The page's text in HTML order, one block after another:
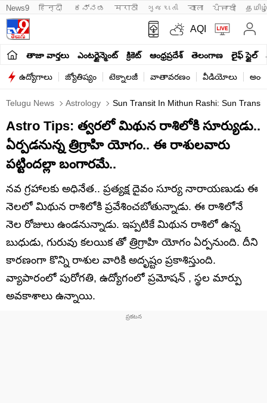
News9 हिन्दी ಕನ್ನಡ मराठी ગુજરાતી বাংলা ਪੰਜਾਬੀ
AQI
తాజా వార్తలు ఎంటర్టైన్మెంట్ క్రికెట్ ఆంధ్రప్రదేశ్ తెలంగాణ లైఫ్ స్టైల్
ఉద్యోగాలు జ్యోతిష్యం టెక్నాలజీ వాతావరణం వీడియోలు
Telugu News Astrology Sun Transit In Mithun Rashi: Sun
Astro Tips: త్వరలో మిథున రాశిలోకి సూర్యుడు..
ఏర్పడనున్న త్రిగ్రాహి యోగం.. ఈ రాశులవారు
పట్టిందల్లా బంగారమే..
నవ గ్రహాలకు అధినేత.. ప్రత్యక్ష దైవం సూర్య నారాయణుడు ఈ
నెలలో మిథున రాశిలోకి ప్రవేశించబోతున్నాడు. ఈ రాశిలోనే
నెల రోజులు ఉండనున్నాడు. ఇప్పటికే మిథున రాశిలో ఉన్న
బుధుడు, గురువు కలయిక తో త్రిగ్రాహి యోగం ఏర్పనుంది. దీని
కారణంగా కొన్ని రాశుల వారికి అదృష్టం ప్రకాశిస్తుంది.
వ్యాపారంలో పురోగతి, ఉద్యోగంలో ప్రమోషన్ , స్థల మార్పు
అవకాశాలు ఉన్నాయి.